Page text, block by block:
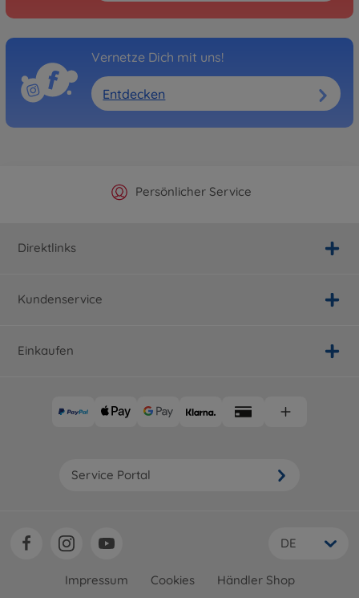
Vernetze Dich mit uns!
Entdecken
Offizieller Hersteller Shop
Persönlicher Service
Versandkostenfrei ab 25€
Schnelle Lieferung
Direktlinks
Kundenservice
Einkaufen
Service Portal
DE
Impressum Cookies Händler Shop